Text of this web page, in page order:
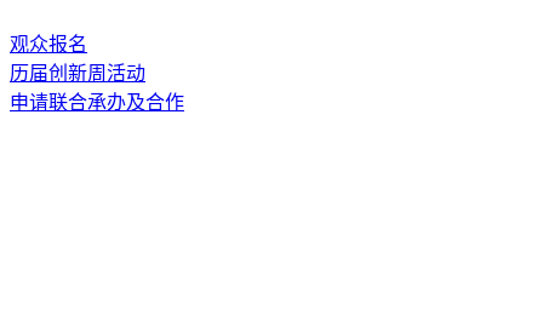
观众报名
历届创新周活动
申请联合承办及合作